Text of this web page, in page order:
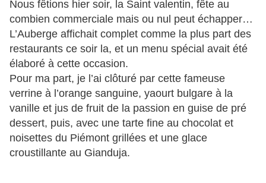
Nous fêtions hier soir, la Saint valentin, fête au
combien commerciale mais ou nul peut échapper…
L’Auberge affichait complet comme la plus part des
restaurants ce soir la, et un menu spécial avait été
élaboré à cette occasion.
Pour ma part, je l’ai clôturé par cette fameuse
verrine à l’orange sanguine, yaourt bulgare à la
vanille et jus de fruit de la passion en guise de pré
dessert, puis, avec une tarte fine au chocolat et
noisettes du Piémont grillées et une glace
croustillante au Gianduja.